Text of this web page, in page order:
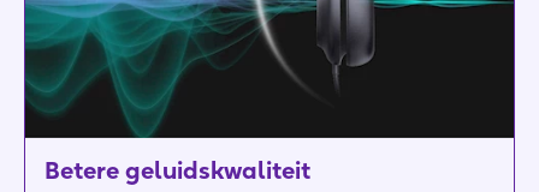
Betere geluidskwaliteit